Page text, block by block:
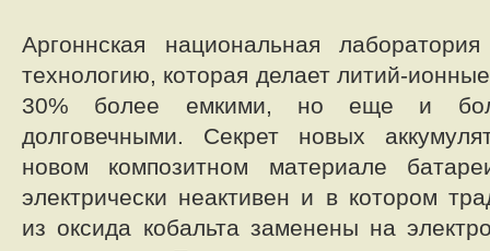
Аргоннская национальная
технологию, которая делает литий-
30% более емкими, но еще и
долговечными. Секрет новых
новом композитном материале
электрически неактивен и в котором
из оксида кобальта заменены на